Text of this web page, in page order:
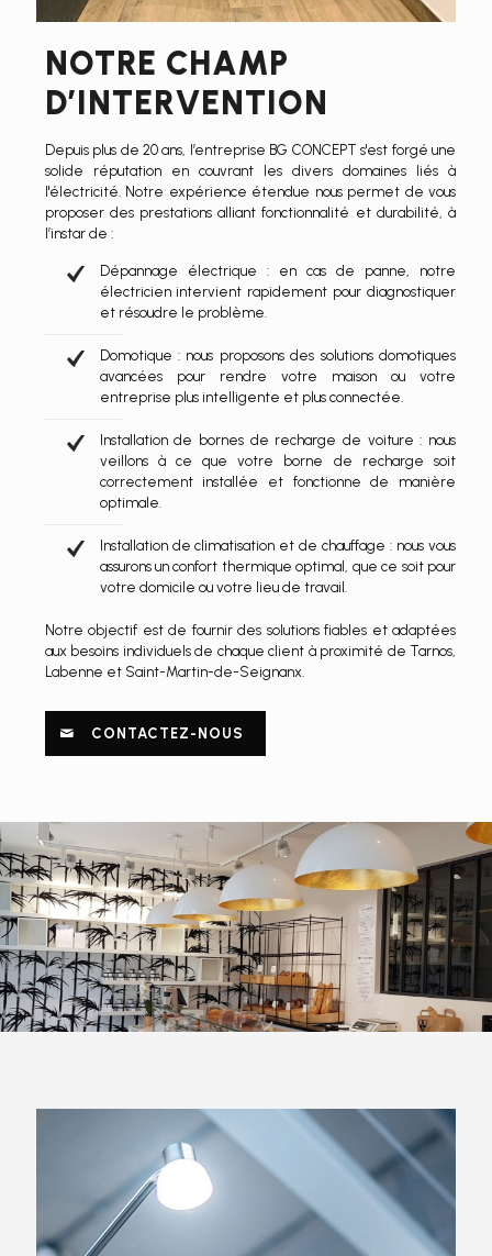
NOTRE CHAMP
D’INTERVENTION
Depuis plus de 20 ans, l’entreprise BG CONCEPT s'est forgé une
solide réputation en couvrant les divers domaines liés à
l'électricité. Notre expérience étendue nous permet de vous
proposer des prestations alliant fonctionnalité et durabilité, à
l’instar de :
Dépannage électrique : en cas de panne, notre
électricien intervient rapidement pour diagnostiquer
et résoudre le problème.
Domotique : nous proposons des solutions domotiques
avancées pour rendre votre maison ou votre
entreprise plus intelligente et plus connectée.
Installation de bornes de recharge de voiture : nous
veillons à ce que votre borne de recharge soit
correctement installée et fonctionne de manière
optimale.
Installation de climatisation et de chauffage : nous vous
assurons un confort thermique optimal, que ce soit pour
votre domicile ou votre lieu de travail.
Notre objectif est de fournir des solutions fiables et adaptées
aux besoins individuels de chaque client à proximité de Tarnos,
Labenne et Saint-Martin-de-Seignanx.
CONTACTEZ-NOUS